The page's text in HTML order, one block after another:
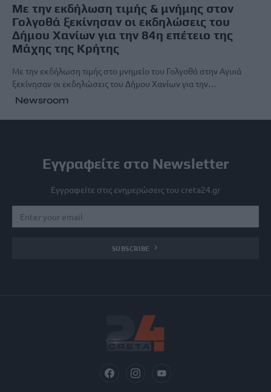
Με την εκδήλωση τιμής & μνήμης στον
Γολγοθά ξεκίνησαν οι εκδηλώσεις του
Δήμου Χανίων για την 84η επέτειο της
Μάχης της Κρήτης
Με την εκδήλωση τιμής στο μνημείο του Γολγοθά στην Αγυιά
ξεκίνησαν οι εκδηλώσεις του Δήμου Χανίων για την…
Newsroom
Εγγραφείτε στο Newsletter
Εγγραφείτε στις ενημερώσεις του creta24.gr
SUBSCRIBE